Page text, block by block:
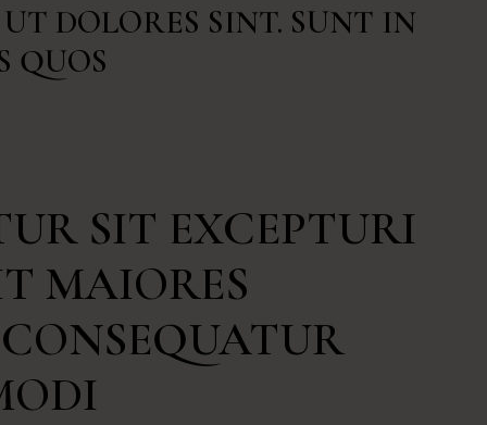
DOLORES SINT. SUNT IN
QUOS
SIT EXCEPTURI
MAIORES